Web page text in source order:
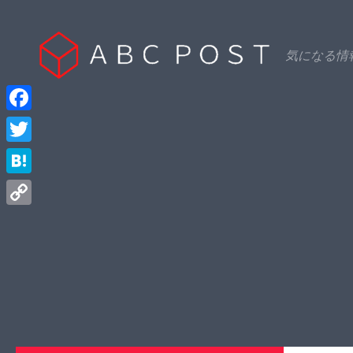
気になる情
Facebook
Twitter
Hatena